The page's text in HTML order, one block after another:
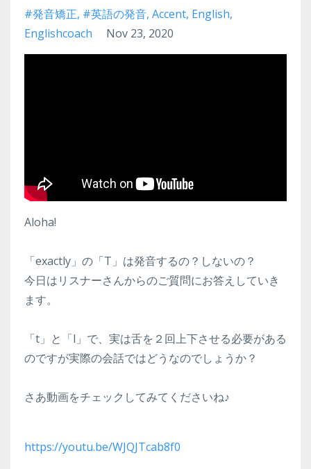
#発音矯正 #英語の発音 Accent English
Englishcoach
Nov 23, 2020
Aloha!
「exactly」の「T」は発音するの？しないの？
今日はリスナーさんからのご質問にお答えしていき
ます。
「t」と「l」で、実は舌を２回上下させる必要がある
のですが実際の会話ではどうなのでしょうか？
さあ動画をチェックしてみてくださいね♪
https://youtu.be/WJQJTcab8f0